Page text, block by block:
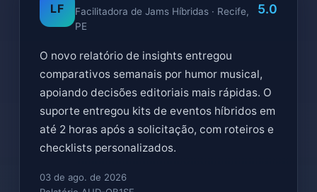
LF
Facilitadora de Jams Híbridas · Recife,
PE
5.0
O novo relatório de insights entregou
comparativos semanais por humor musical,
apoiando decisões editoriais mais rápidas. O
suporte entregou kits de eventos híbridos em
até 2 horas após a solicitação, com roteiros e
checklists personalizados.
03 de ago. de 2026